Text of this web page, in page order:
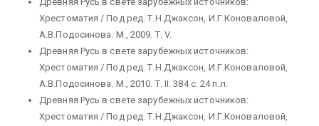
Хрестоматия / Под ред. Т.Н.Джаксон, И.Г.Коноваловой,
А.В.Подосинова. М., 2009. Т. V.
Древняя Русь в свете зарубежных источников:
Хрестоматия / Под ред. Т.Н.Джаксон, И.Г.Коноваловой,
А.В.Подосинова. М., 2010. Т. II. 384 с. 24 п.л.
Древняя Русь в свете зарубежных источников:
Хрестоматия / Под ред. Т.Н.Джаксон, И.Г.Коноваловой,